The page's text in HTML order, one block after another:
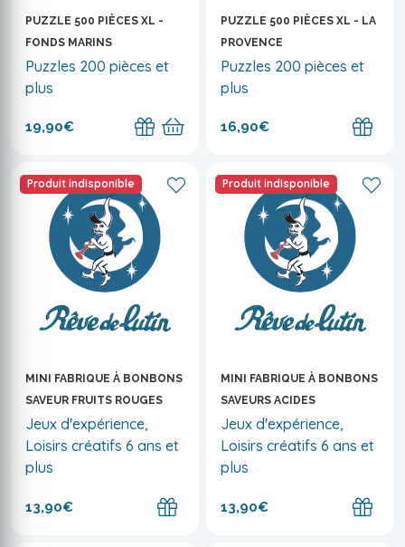
PUZZLE 500 PIÈCES XL -
FONDS MARINS
Puzzles 200 pièces et
plus
19,90€
PUZZLE 500 PIÈCES XL - LA
PROVENCE
Puzzles 200 pièces et
plus
16,90€
Produit indisponible
MINI FABRIQUE À BONBONS
SAVEUR FRUITS ROUGES
Jeux d'expérience,
Loisirs créatifs 6 ans et
plus
13,90€
Produit indisponible
MINI FABRIQUE À BONBONS
SAVEURS ACIDES
Jeux d'expérience,
Loisirs créatifs 6 ans et
plus
13,90€